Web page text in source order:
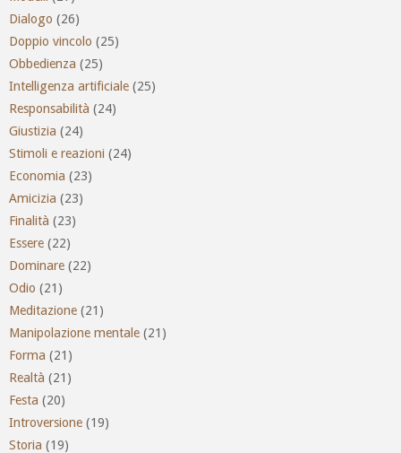
Dialogo (26)
Doppio vincolo (25)
Obbedienza (25)
Intelligenza artificiale (25)
Responsabilità (24)
Giustizia (24)
Stimoli e reazioni (24)
Economia (23)
Amicizia (23)
Finalità (23)
Essere (22)
Dominare (22)
Odio (21)
Meditazione (21)
Manipolazione mentale (21)
Forma (21)
Realtà (21)
Festa (20)
Introversione (19)
Storia (19)